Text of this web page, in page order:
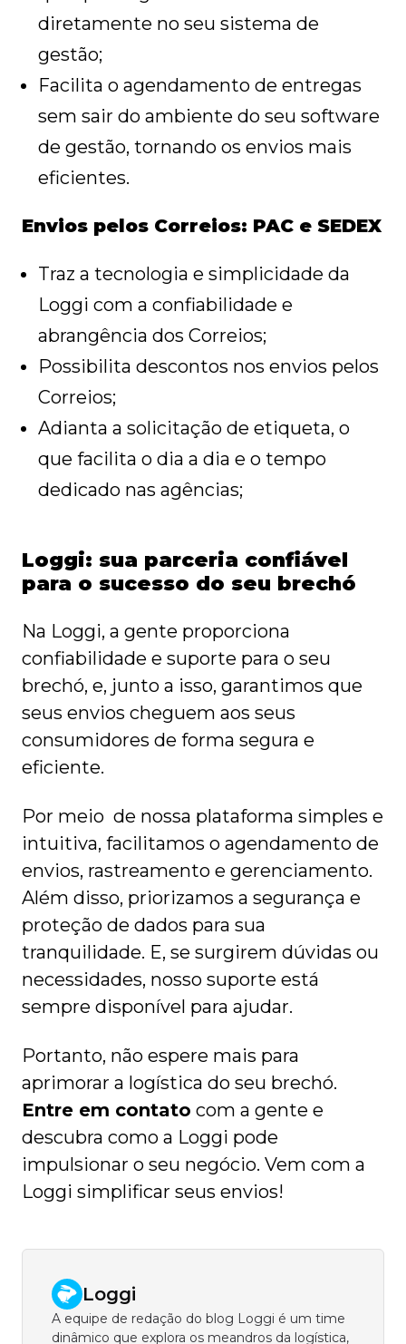
diretamente no seu sistema de
gestão;
Facilita o agendamento de entregas
sem sair do ambiente do seu software
de gestão, tornando os envios mais
eficientes.
Envios pelos Correios: PAC e SEDEX
Traz a tecnologia e simplicidade da
Loggi com a confiabilidade e
abrangência dos Correios;
Possibilita descontos nos envios pelos
Correios;
Adianta a solicitação de etiqueta, o
que facilita o dia a dia e o tempo
dedicado nas agências;
Loggi: sua parceria confiável
para o sucesso do seu brechó
Na Loggi, a gente proporciona
confiabilidade e suporte para o seu
brechó, e, junto a isso, garantimos que
seus envios cheguem aos seus
consumidores de forma segura e
eficiente.
Por meio de nossa plataforma simples e
intuitiva, facilitamos o agendamento de
envios, rastreamento e gerenciamento.
Além disso, priorizamos a segurança e
proteção de dados para sua
tranquilidade. E, se surgirem dúvidas ou
necessidades, nosso suporte está
sempre disponível para ajudar.
Portanto, não espere mais para
aprimorar a logística do seu brechó.
Entre em contato com a gente e
descubra como a Loggi pode
impulsionar o seu negócio. Vem com a
Loggi simplificar seus envios!
Loggi
A equipe de redação do blog Loggi é um time
dinâmico que explora os meandros da logística,